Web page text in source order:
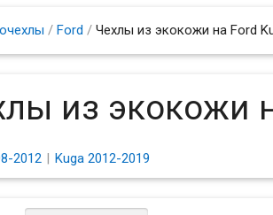
/ Ford /Чехлы из экокожи на Ford
из экокожи
2012 Kuga 2012-2019